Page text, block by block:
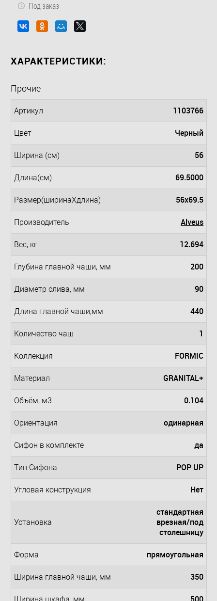
Под заказ
ХАРАКТЕРИСТИКИ:
Прочие
Артикул 1103766
Цвет Черный
Ширина (см) 56
Длина(см) 69.5000
Размер(ширинаXдлина) 56x69.5
Производитель Alveus
Вес, кг 12.694
Глубина главной чаши, мм 200
Диаметр слива, мм 90
Длина главной чаши,мм 440
Количество чаш 1
Коллекция FORMIC
Материал GRANITAL+
Объём, м3 0.104
Ориентация одинарная
Сифон в комплекте да
Тип Сифона POP UP
Угловая конструкция Нет
Установка
стандартная
врезная/под
столешницу
Форма прямоугольная
Ширина главной чаши, мм 350